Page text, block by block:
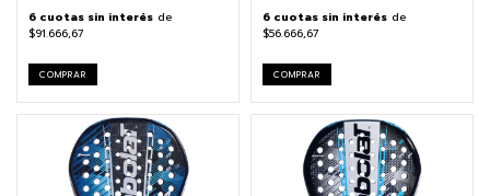
6 cuotas sin interés de
$91.666,67
COMPRAR
6 cuotas sin interés de
$56.666,67
COMPRAR